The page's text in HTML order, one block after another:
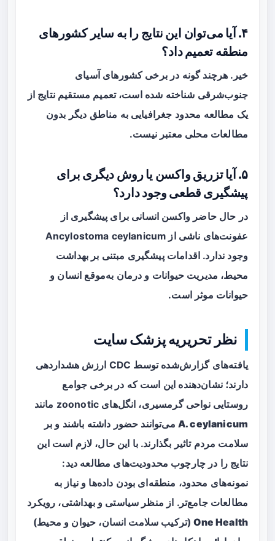
۴. آیا می‌توان این نتایج را به سایر کشورهای
منطقه تعمیم داد؟
خیر. هرچند گونه در برخی کشورهای آسیای
جنوب‌شرقی شناخته شده است، تعمیم مستقیم نتایج از
یک مطالعه محدود جغرافیایی به مناطق دیگر بدون
مطالعات محلی معتبر نیست.
۵. آیا تزریق واکسن یا روش دیگری برای
پیشگیری قطعی وجود دارد؟
در حال حاضر واکسن انسانی برای پیشگیری از
عفونت‌های ناشی از Ancylostoma ceylanicum
وجود ندارد. اقدامات پیشگیری مبتنی بر بهداشت
محیط، مدیریت حیوانات و درمان به‌موقع انسان و
حیوانات موثر است.
نظر تحریریه پزشک سایت
یافته‌های گزارش‌شده توسط CDC ارزش هشداردهی
دارند؛ نشان‌دهنده این است که در برخی جوامع
روستایی نواحی گرمسیری، انگل‌های zoonotic مانند
A. ceylanicum می‌توانند حضور داشته باشند و بر
سلامت مردم تاثیر بگذارند. با این حال، لازم است این
نتایج را در چارچوب محدودیت‌های مطالعه دید:
نمونه‌های محدود، منطقه‌ای بودن داده‌ها و نیاز به
مطالعات جامع‌تر. از منظر سیاستی و بهداشتی، رویکرد
One Health(ترکیب سلامت انسان، حیوان و محیط)